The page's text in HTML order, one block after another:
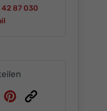
87 030
Pinterest
Link